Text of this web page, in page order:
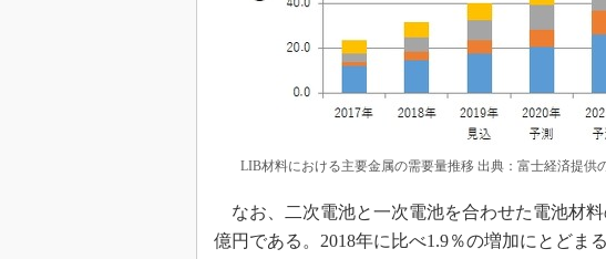
LIB材料における主要金属の需要量推移 出典：富士経済提供
なお、二次電池と一次電池を合わせた電池材料
億円である。2018年に比べ1.9％の増加にとどま